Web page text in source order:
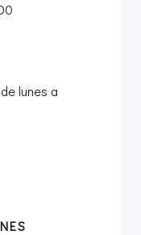
lunes a